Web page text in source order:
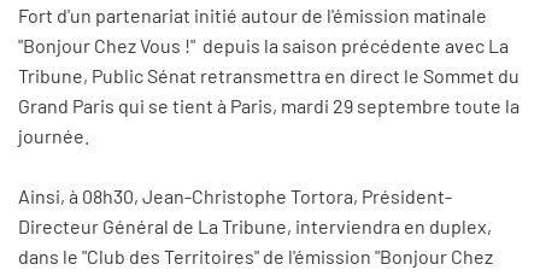
Fort d'un partenariat initié autour de l'émission matinale
"Bonjour Chez Vous !" depuis la saison précédente avec La
Tribune, Public Sénat retransmettra en direct le Sommet du
Grand Paris qui se tient à Paris, mardi 29 septembre toute la
journée.
Ainsi, à 08h30, Jean-Christophe Tortora, Président-
Directeur Général de La Tribune, interviendra en duplex,
dans le "Club des Territoires" de l'émission "Bonjour Chez